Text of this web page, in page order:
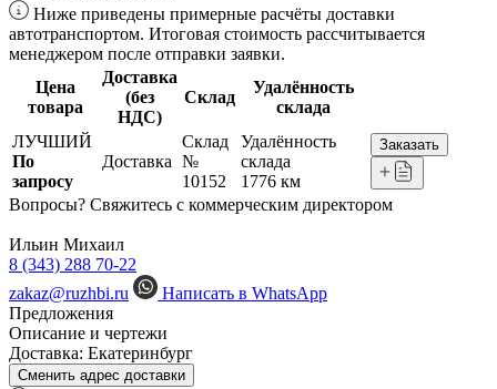
Ниже приведены примерные расчёты доставки
автотранспортом. Итоговая стоимость рассчитывается
менеджером после отправки заявки.
Цена
товара
Доставка
(без
НДС)
Склад
Удалённость
склада
ЛУЧШИЙ
По
запросу
Доставка
Склад
№
10152
Удалённость
склада
1776 км
Заказать
Вопросы? Свяжитесь с коммерческим директором
Ильин Михаил
8 (343) 288 70-22
zakaz@ruzhbi.ru
Написать в WhatsApp
Предложения
Описание и чертежи
Доставка: Екатеринбург
Сменить адрес доставки